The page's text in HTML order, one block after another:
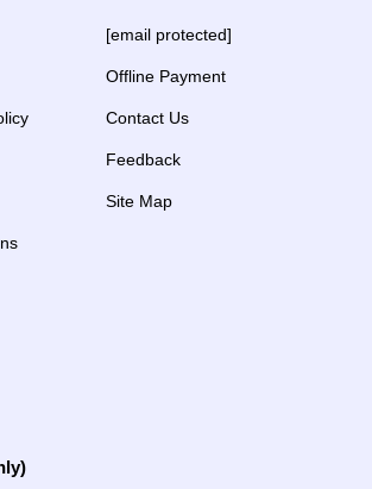
[email protected]
Offline Payment
Contact Us
Feedback
Site Map